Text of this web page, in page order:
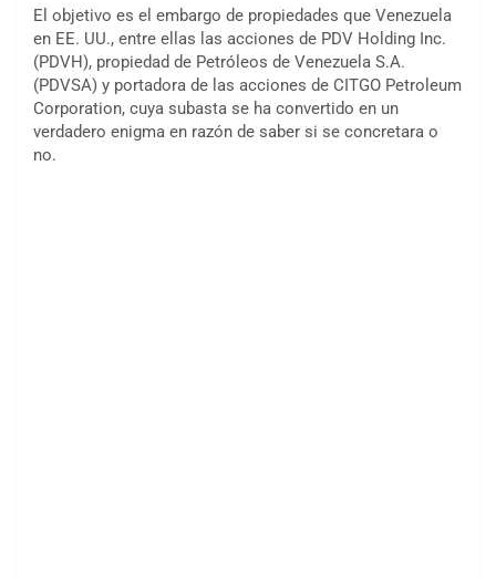
El objetivo es el embargo de propiedades que Venezuela
en EE. UU., entre ellas las acciones de PDV Holding Inc.
(PDVH), propiedad de Petróleos de Venezuela S.A.
(PDVSA) y portadora de las acciones de CITGO Petroleum
Corporation, cuya subasta se ha convertido en un
verdadero enigma en razón de saber si se concretara o
no.